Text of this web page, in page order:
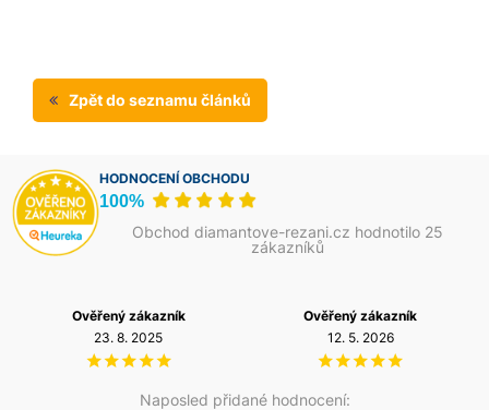
Zpět do seznamu článků
HODNOCENÍ OBCHODU
100%
Obchod diamantove-rezani.cz hodnotilo 25
zákazníků
Naposled přidané hodnocení:
Ověřený zákazník
23. 8. 2025
Ověřený zákazník
12. 5. 2026